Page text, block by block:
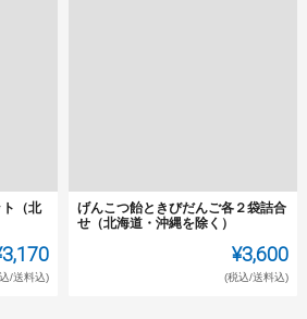
（北
/送料込)
げんこつ飴ときびだんご各２袋詰合
せ（北海道・沖縄を除く）
¥3,600
(税込/送料込)